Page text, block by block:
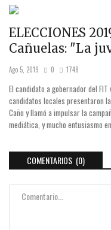
ELECCIONES
Cañuelas: "La
Ago 5, 2019 0 1748
El candidato a gobernador del
candidatos locales presentaron
Caño y llamó a impulsar la
mediática, y mucho entusiasmo
COMENTARIOS (0)